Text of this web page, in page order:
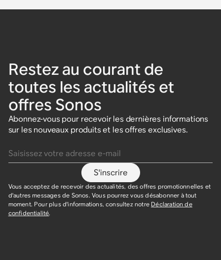
Restez au courant de
toutes les actualités et
offres Sonos
Abonnez-vous pour recevoir les dernières informations
sur les nouveaux produits et les offres exclusives.
S'inscrire
Vous acceptez de recevoir des actualités, des offres promotionnelles et
d'autres messages de Sonos. Vous pourrez vous désabonner à tout
moment. Pour plus d'informations, consultez notre Déclaration de
confidentialité.